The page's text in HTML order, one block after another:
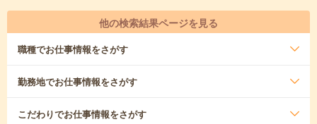
他の検索結果ページを見る
職種でお仕事情報をさがす
勤務地でお仕事情報をさがす
こだわりでお仕事情報をさがす